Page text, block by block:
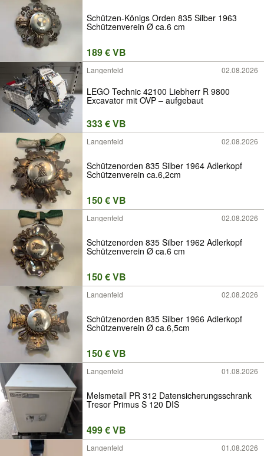
Schützen-Königs Orden 835 Silber 1963
Schützenverein Ø ca.6 cm
189 € VB
Langenfeld 02.08.2026
LEGO Technic 42100 Liebherr R 9800
Excavator mit OVP – aufgebaut
333 € VB
Langenfeld 02.08.2026
Schützenorden 835 Silber 1964 Adlerkopf
Schützenverein ca.6,2cm
150 € VB
Langenfeld 02.08.2026
Schützenorden 835 Silber 1962 Adlerkopf
Schützenverein Ø ca.6 cm
150 € VB
Langenfeld 02.08.2026
Schützenorden 835 Silber 1966 Adlerkopf
Schützenverein Ø ca.6,5cm
150 € VB
Langenfeld 01.08.2026
Melsmetall PR 312 Datensicherungsschrank
Tresor Primus S 120 DIS
499 € VB
Langenfeld 01.08.2026